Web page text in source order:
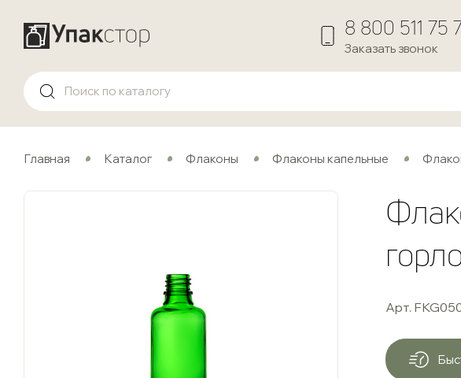
8 800 511 75
Заказать звонок
Главная Каталог Флаконы Флаконы капельные
Арт.